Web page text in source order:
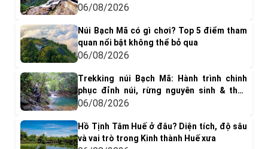
06/08/2026
Núi Bạch Mã có gì chơi? Top 5 điểm tham
quan nổi bật không thể bỏ qua
06/08/2026
Trekking núi Bạch Mã: Hành trình chinh
phục đỉnh núi, rừng nguyên sinh & thác
nước tuyệt đẹp
06/08/2026
Hồ Tịnh Tâm Huế ở đâu? Diện tích, độ sâu
và vai trò trong Kinh thành Huế xưa